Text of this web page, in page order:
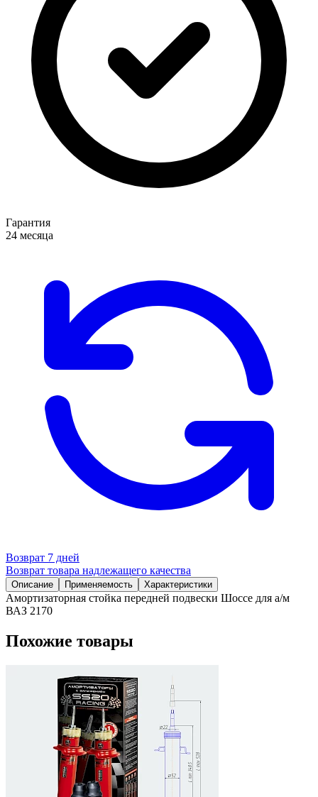
Гарантия
24 месяца
Возврат 7 дней
Возврат товара надлежащего качества
Описание Применяемость Характеристики
Амортизаторная стойка передней подвески Шоссе для а/м
ВАЗ 2170
Похожие товары